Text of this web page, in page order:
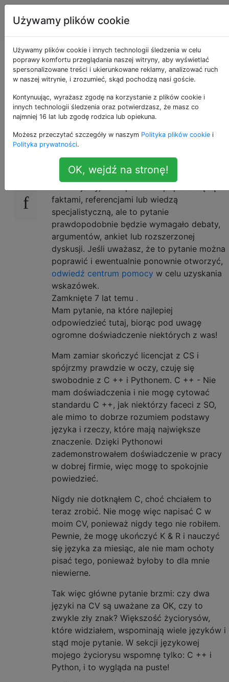
Inżynieria
oprogramowania
Mam tylko dwa języki
w moim CV - jak źle
to jest? [Zamknięte]
21
W obecnej formie to pytanie nie pasuje do
naszego formatu pytań i odpowiedzi.
faktami, referencjami lub wiedzą
specjalistyczną, ale to pytanie
prawdopodobnie będzie wymagało debaty,
argumentów, ankiet lub rozszerzonej
dyskusji. Jeśli uważasz, że to pytanie można
poprawić i ewentualnie ponownie otworzyć,
odwiedź centrum pomocy w celu uzyskania
wskazówek.
Zamknięte 7 lat temu .
Mam pytanie, na które najlepiej
odpowiedzieć tutaj, biorąc pod uwagę
ogromne doświadczenie niektórych z was!
Mam zamiar skończyć licencjat z CS i
spójrzmy prawdzie w oczy, czuję się
swobodnie z C ++ i Pythonem. C ++ - Nie
mam doświadczenia i nie mogę cytować
standardu C ++, jak niektórzy faceci z SO,
ale mimo to dobrze rozumiem podstawy
języka i rzeczy, które mają największe
znaczenie. Dzięki Pythonowi
zademonstrowałem doświadczenie w pracy
w dobrej firmie, więc mogę to spokojnie
powiedzieć.
Nigdy nie dotknąłem C, choć chciałem to
teraz zrobić. Nie mogę więc napisać C w
moim CV, ponieważ nigdy tego nie robiłem.
Pewnie, że mogę ukończyć K & R i nauczyć
się języka za miesiąc, ale nie mam ochoty
pisać tego, ponieważ byłoby to dla mnie
niewierne.
Tak więc główne pytanie brzmi: czy dwa
języki na CV są uważane za OK, czy to
zwykle zły znak? Większość życiorysów,
które widziałem, wspominają wiele języków i
stąd moje pytanie. W sekcji językowej
mojego życiorysu wspomnę tylko: C ++ i
Python, i to wygląda na puste!
Używamy plików cookie
Używamy plików cookie i innych technologii śledzenia w celu
poprawy komfortu przeglądania naszej witryny, aby wyświetlać
spersonalizowane treści i ukierunkowane reklamy, analizować ruch
w naszej witrynie, i zrozumieć, skąd pochodzą nasi goście.
Kontynuując, wyrażasz zgodę na korzystanie z plików cookie i
innych technologii śledzenia oraz potwierdzasz, że masz co
najmniej 16 lat lub zgodę rodzica lub opiekuna.
Możesz przeczytać szczegóły w naszym Polityka plików cookie i
Polityka prywatności.
OK, wejdź na stronę!